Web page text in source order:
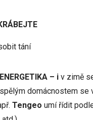
tání
– i v zimě
domácnostem
Tengeo umí řídit